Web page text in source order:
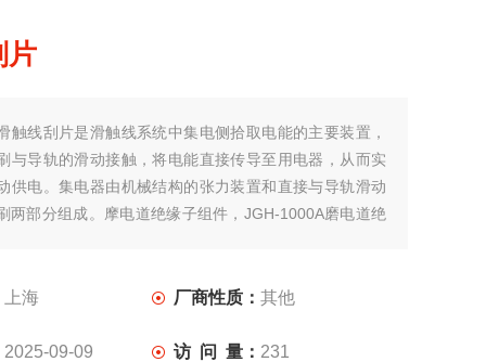
片
触线刮片是滑触线系统中集电侧拾取电能的主要装置，
与导轨的滑动接触，将电能直接传导至用电器，从而实
供电。集电器由机械结构的张力装置和直接与导轨滑动
两部分组成。摩电道绝缘子组件，JGH-1000A磨电道绝
上海 厂商性质：其他
2025-09-09 访 问 量： 231